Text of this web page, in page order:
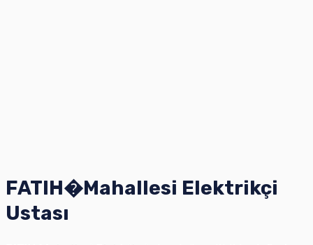
FATIH�Mahallesi Elektrikçi
Ustası